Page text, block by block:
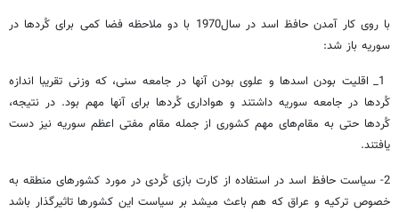
با روی کار آمدن حافظ اسد در سال1970 با دو ملاحظه فضا کمی برای کُردها در
سوریه باز شد:
1_ اقلیت بودن اسدها و علوی بودن آنها در جامعه سنی، که وزنی تقریبا اندازه
کُردها در جامعه سوریه داشتند و هواداری کُردها برای آنها مهم بود. در نتیجه،
کُردها حتی به مقام‌های مهم کشوری از جمله مقام مفتی اعظم سوریه نیز دست
یافتند.
2- سیاست حافظ اسد در استفاده از کارت بازی کُردی در مورد کشورهای منطقه به
خصوص ترکیه و عراق که هم باعث می­شد بر سیاست این کشورها تاثیرگذار باشد